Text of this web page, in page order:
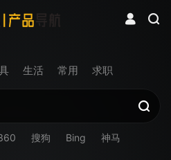
生活 常用 求职
搜狗 Bing 神马